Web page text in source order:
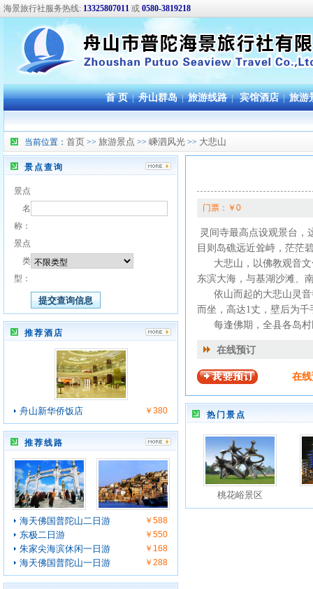
海景旅行社服务热线: 13325807011 或 0580-3819218
首 页 | 舟山群岛 | 旅游线路 | 宾馆酒店 | 旅游
当前位置： 首页 >> 旅游景点 >> 嵊泗风光 >> 大悲山
景点查询
景点
名
称：
景点
类
型：
推荐酒店
舟山新华侨饭店 ￥380
推荐线路
海天佛国普陀山二日游 ￥588
东极二日游 ￥550
朱家尖海滨休闲一日游 ￥168
海天佛国普陀山一日游 ￥288
门票：￥0
灵间寺最高点设观景台，
目则岛礁远近耸峙，茫茫
大悲山，以佛教观音文
东滨大海，与基湖沙滩、
依山而起的大悲山灵音
而坐，高达1丈，壁后为
每逢佛期，全县各岛村
在线预订
在
热门景点
桃花峪景区